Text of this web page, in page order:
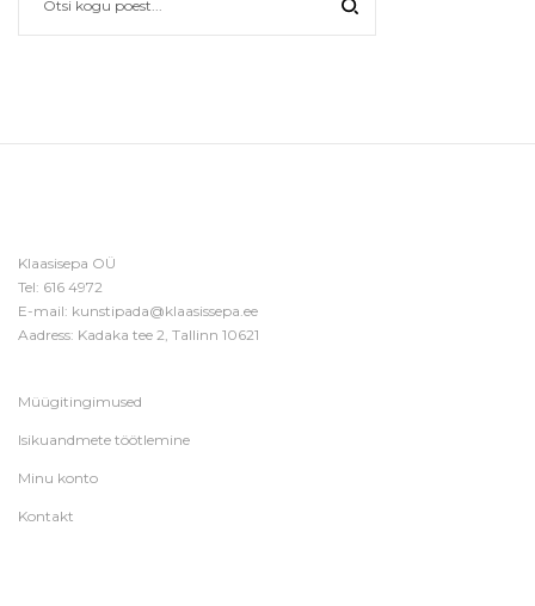
Klaasisepa OÜ
Tel: 616 4972
E-mail: kunstipada@klaasissepa.ee
Aadress: Kadaka tee 2, Tallinn 10621
Müügitingimused
Isikuandmete töötlemine
Minu konto
Kontakt